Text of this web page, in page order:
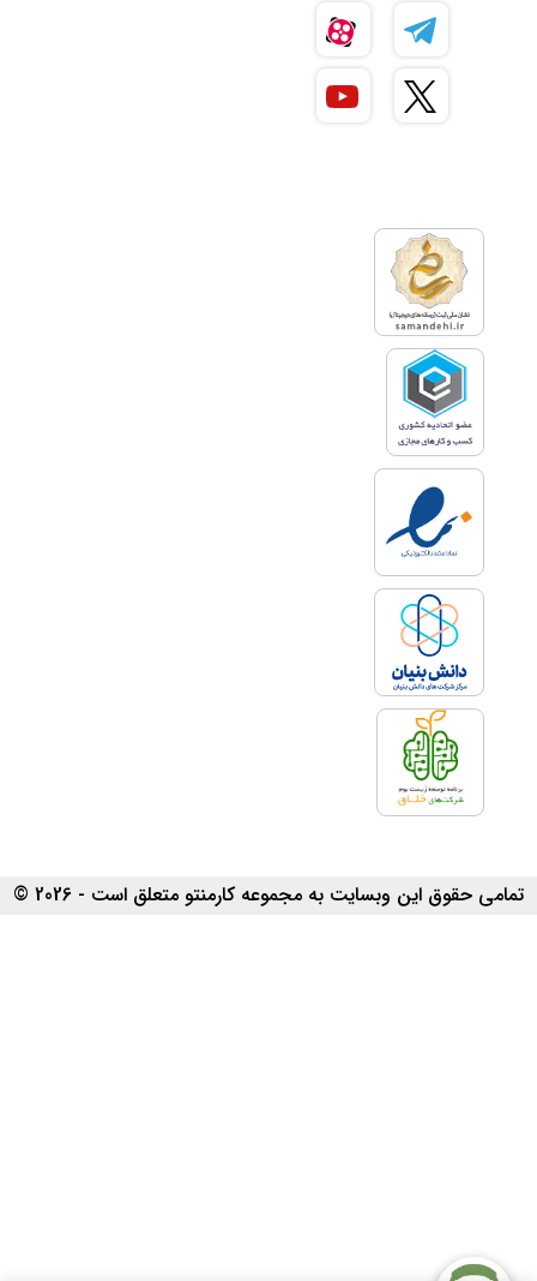
تمامی حقوق این وبسایت به مجموعه کارمنتو متعلق است - 2026 ©